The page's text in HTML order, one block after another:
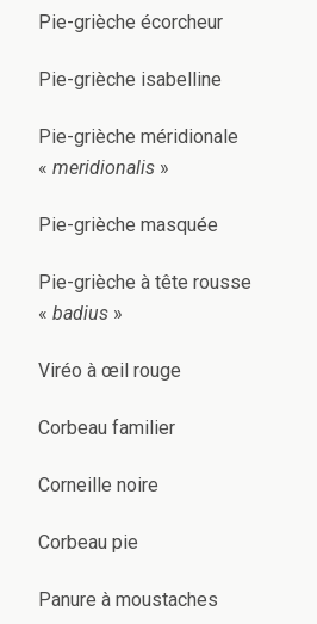
Pie-grièche écorcheur
Pie-grièche isabelline
Pie-grièche méridionale
« meridionalis »
Pie-grièche masquée
Pie-grièche à tête rousse
« badius »
Viréo à œil rouge
Corbeau familier
Corneille noire
Corbeau pie
Panure à moustaches